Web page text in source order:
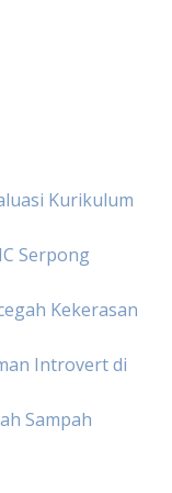
Kurikulum
Serpong
Kekerasan
Introvert di
Sampah